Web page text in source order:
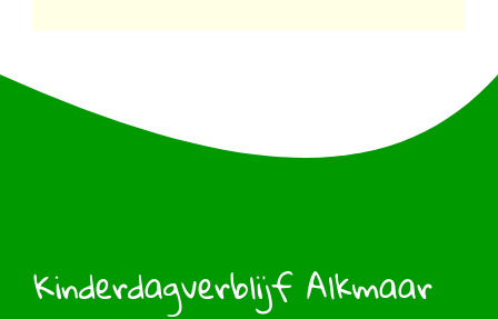
Kinderdagverblijf Alkmaar